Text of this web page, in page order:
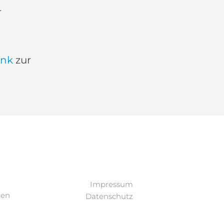
zur
Impressum
Datenschutz